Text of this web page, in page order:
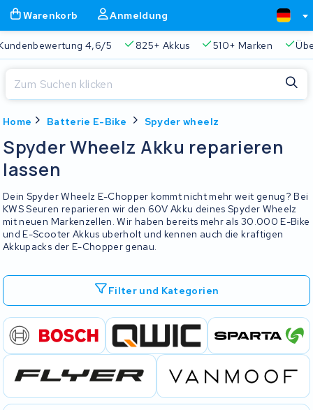
Warenkorb Anmeldung
4,6/5 825+ Akkus 510+ Marken
Home Batterie E-Bike Spyder wheelz
Spyder Wheelz Akku reparieren
lassen
Dein Spyder Wheelz E-Chopper kommt nicht mehr weit genug? Bei
KWS Seuren reparieren wir den 60V Akku deines Spyder Wheelz
mit neuen Markenzellen. Wir haben bereits mehr als 30.000 E-Bike
und E-Scooter Akkus uberholt und kennen auch die kraftigen
Akkupacks der E-Chopper genau.
Filter und Kategorien
Immer eine passende Lösung 2 Jahre Garantie
Schließen
Beginnen Sie mit der Eingabe in der Suchleiste, um zu suchen